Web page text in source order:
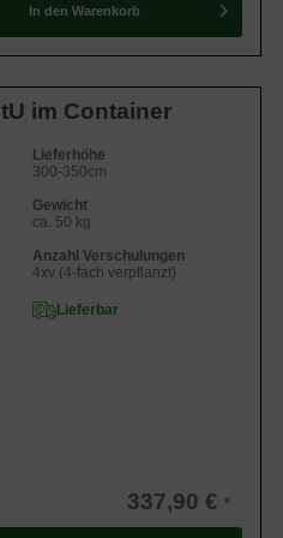
zur vollen Entfaltung
von circa 4 bis 8 Metern.
Ort der Ruhe zu Füßen des
ist von tiefen
bildet sich
Er trägt eine graue, von
Borke und erscheint recht
der Optik der graugelben
und strahlt einen
In den Warenkorb
im Container
Lieferhöhe
300-350cm
Gewicht
ca. 50 kg
Anzahl Verschulungen
4xv (4-fach verpflanzt)
Lieferbar
337,90 €